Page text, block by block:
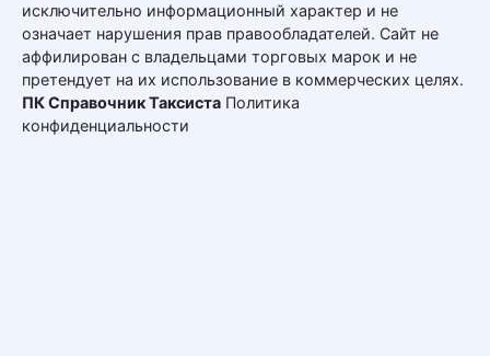
исключительно информационный характер и не
означает нарушения прав правообладателей. Сайт не
аффилирован с владельцами торговых марок и не
претендует на их использование в коммерческих целях.
ПК Справочник Таксиста Политика
конфиденциальности